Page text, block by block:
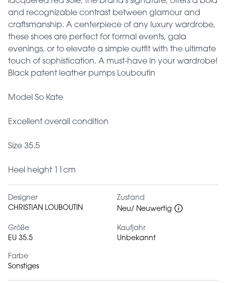
and recognizable contrast between glamour and
craftsmanship. A centerpiece of any luxury wardrobe,
these shoes are perfect for formal events, gala
evenings, or to elevate a simple outfit with the ultimate
touch of sophistication. A must-have in your wardrobe!
Black patent leather pumps Louboutin
Model So Kate
Excellent overall condition
Size 35.5
Heel height 11cm
Designer
CHRISTIAN LOUBOUTIN
Zustand
Neu/ Neuwertig
Größe
EU 35.5
Kaufjahr
Unbekannt
Farbe
Sonstiges